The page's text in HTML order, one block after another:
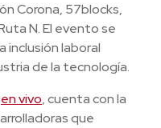
Corona, 57blocks,
N. El evento se
inclusión laboral
de la tecnología.
en vivo, cuenta con la
que